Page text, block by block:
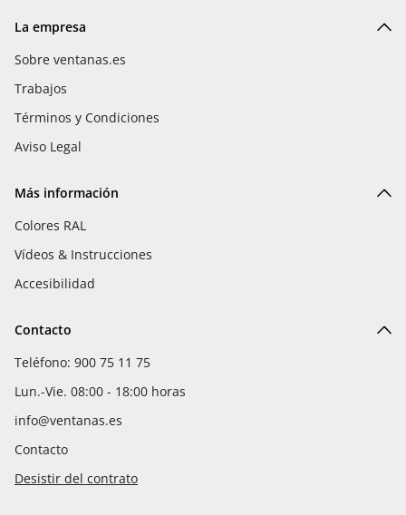
La empresa
Sobre ventanas.es
Trabajos
Términos y Condiciones
Aviso Legal
Más información
Colores RAL
Vídeos & Instrucciones
Accesibilidad
Contacto
Teléfono: 900 75 11 75
Lun.-Vie. 08:00 - 18:00 horas
info@ventanas.es
Contacto
Desistir del contrato